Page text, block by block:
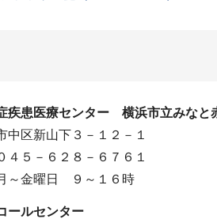
疾患医療センター 横浜市立みな
区新山下３－１２－１
５－６２８－６７６１
金曜日 ９～１６時
ールセンター